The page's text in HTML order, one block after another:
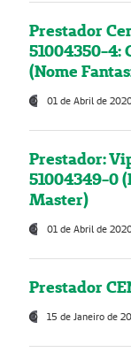
Prestador
51004350-4:
(Nome
01 de Abril de
Prestador:
51004349-0
Master)
01 de Abril de
Prestador
15 de Janeiro de